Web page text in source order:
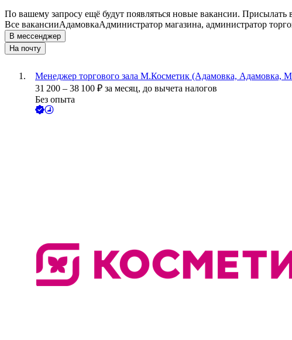
По вашему запросу ещё будут появляться новые вакансии. Присылать
Все вакансииАдамовкаАдминистратор магазина, администратор
В мессенджер
На почту
Менеджер торгового зала М.Косметик (Адамовка, Адамовка,
31 200 – 38 100 ₽ за месяц, до вычета налогов
Без опыта